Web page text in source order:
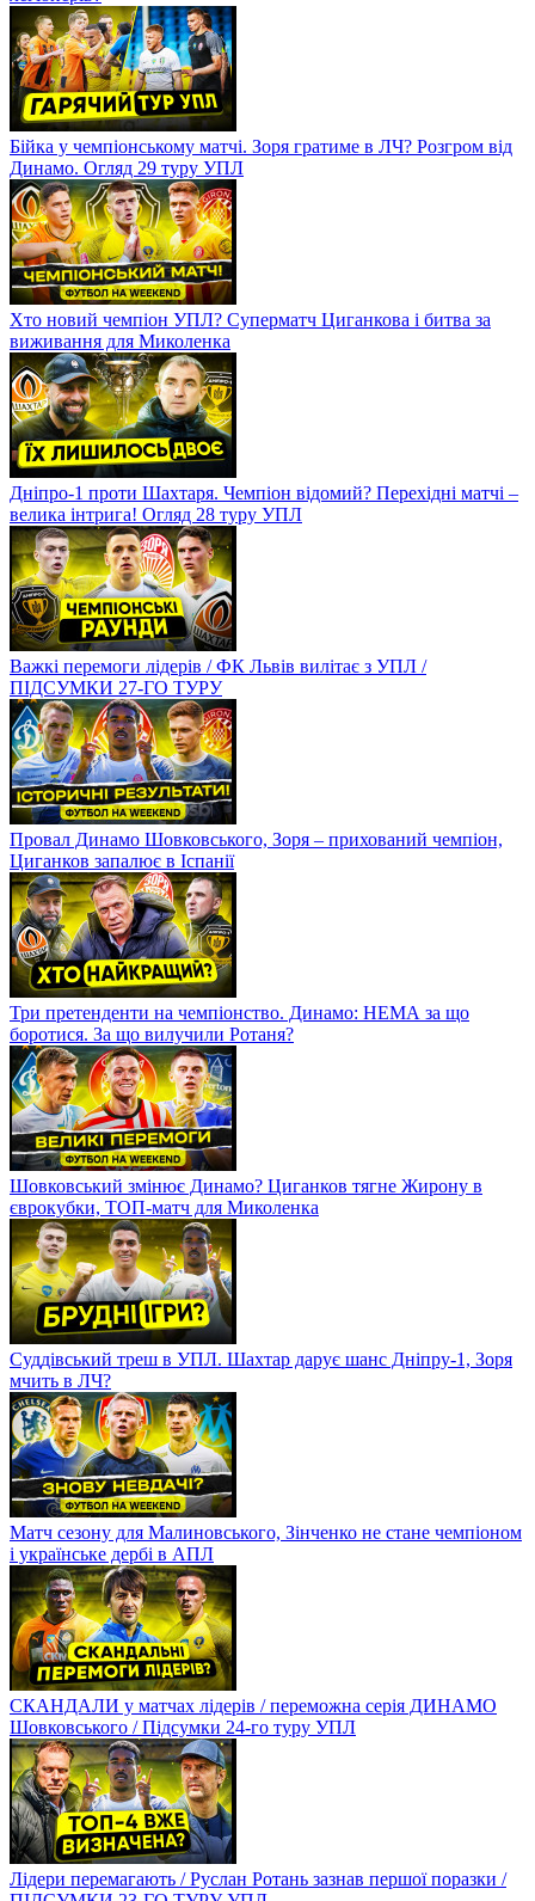
Бійка у чемпіонському матчі. Зоря гратиме в ЛЧ? Розгром від
Динамо. Огляд 29 туру УПЛ
Хто новий чемпіон УПЛ? Суперматч Циганкова і битва за
виживання для Миколенка
Дніпро-1 проти Шахтаря. Чемпіон відомий? Перехідні матчі –
велика інтрига! Огляд 28 туру УПЛ
Важкі перемоги лідерів / ФК Львів вилітає з УПЛ /
ПІДСУМКИ 27-ГО ТУРУ
Провал Динамо Шовковського, Зоря – прихований чемпіон,
Циганков запалює в Іспанії
Три претенденти на чемпіонство. Динамо: НЕМА за що
боротися. За що вилучили Ротаня?
Шовковський змінює Динамо? Циганков тягне Жирону в
єврокубки, ТОП-матч для Миколенка
Суддівський треш в УПЛ. Шахтар дарує шанс Дніпру-1, Зоря
мчить в ЛЧ?
Матч сезону для Малиновського, Зінченко не стане чемпіоном
і українське дербі в АПЛ
СКАНДАЛИ у матчах лідерів / переможна серія ДИНАМО
Шовковського / Підсумки 24-го туру УПЛ
Лідери перемагають / Руслан Ротань зазнав першої поразки /